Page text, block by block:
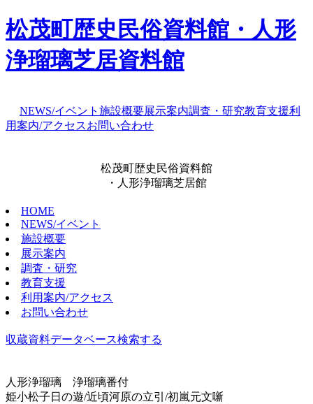
松茂町歴史民俗資料館・人形
浄瑠璃芝居資料館
NEWS/イベント 施設概要展示案内調査・研究教育支援利
用案内/アクセスお問い合わせ
松茂町歴史民俗資料館
・人形浄瑠璃芝居館
HOME
NEWS/イベント
施設概要
展示案内
調査・研究
教育支援
利用案内/アクセス
お問い合わせ
収蔵資料データベース検索する
人形浄瑠璃 浄瑠璃番付
姫小松子日の遊/近頃河原の立引/初嵐元文噺